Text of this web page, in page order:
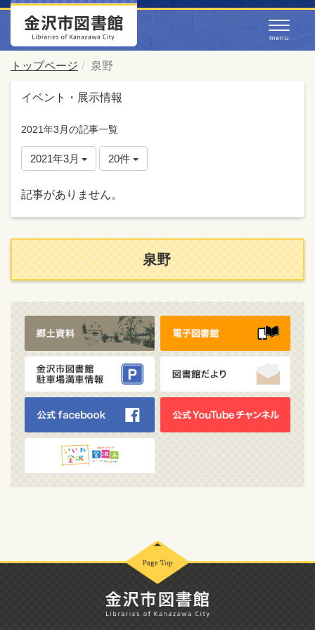
トップページ 泉野
イベント・展示情報
2021年3月の記事一覧
2021年3月 20件
記事がありません。
泉野